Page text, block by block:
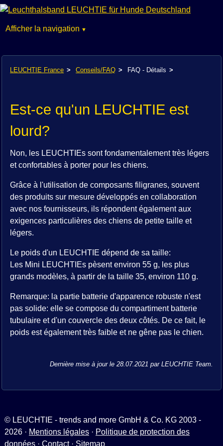
Afficher la navigation
au
contenu
Un Service
Contact
LEUCHTIE France Conseils/FAQ FAQ - Détails
Est-ce qu'un LEUCHTIE est
lourd?
Non, les LEUCHTIEs sont fondamentalement très légers
et confortables à porter pour les chiens.
Grâce à l'utilisation de composants filigranes, souvent
des produits sur mesure développés en collaboration
avec nos fournisseurs, ils répondent également aux
exigences particulières des chiens de petite taille et
légers.
Le poids d'un LEUCHTIE dépend de sa taille:
Les Mini LEUCHTIEs pèsent environ 55 g, les plus
grands modèles, à partir de la taille 35, environ 110 g.
Remarque: la partie batterie d'apparence robuste n'est
pas solide: elle se compose du compartiment batterie
tubulaire et d'un couvercle des deux côtés. De ce fait, le
poids est également très faible et ne gêne pas le chien.
Dernière mise à jour le 28.07.2021 par LEUCHTIE Team.
© LEUCHTIE - trends and more GmbH & Co. KG 2003 -
2026 · Mentions légales· Politique de protection des
données· Contact· Sitemap